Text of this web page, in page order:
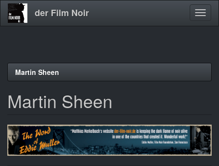
Direkt
der Film Noir
Martin Sheen
Martin Sheen